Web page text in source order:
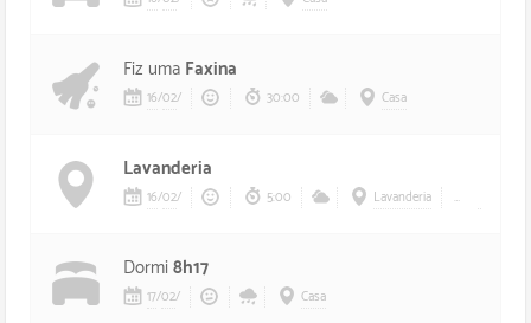
Fiz uma Faxina
16/02/ 30:00 Casa
Lavanderia
16/02/ 5:00 Lavanderia
Dormi8h17
17/02/ Casa